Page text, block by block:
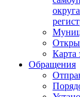
Карта
Обращения